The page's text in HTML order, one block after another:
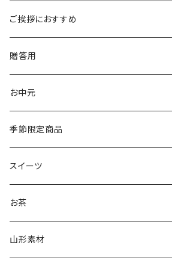
ご挨拶におすすめ
贈答用
お中元
季節限定商品
スイーツ
ジェラート
抹茶ジェラート
茶蔵焼（生クリームどら焼き）
お茶
茶蔵ブランド
山形素材